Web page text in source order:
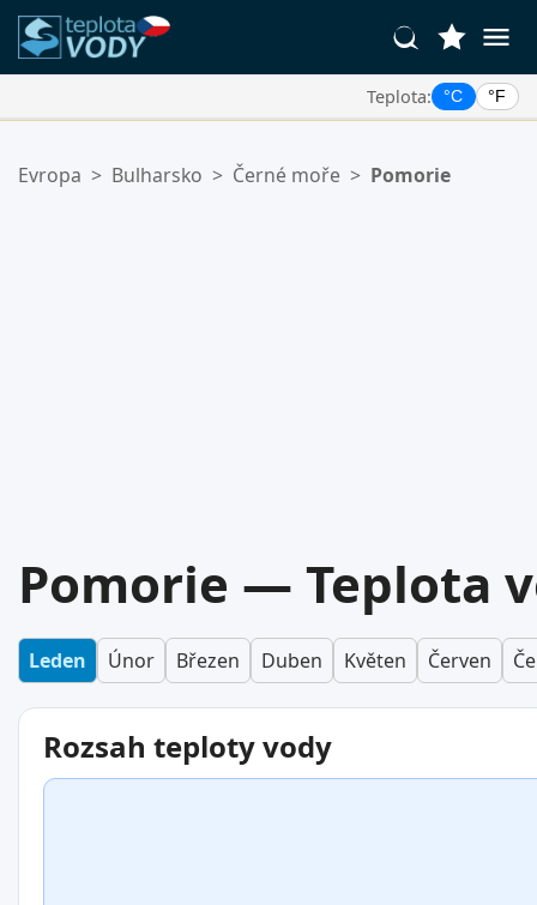
Teplota: °C °F
Váš seznam oblíbených je prázdný.
Evropa > Bulharsko > Černé moře > Pomorie
Pomorie — Teplota
Leden Únor Březen Duben Květen Červen
Rozsah teploty vody